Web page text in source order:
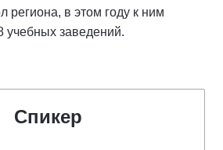
региона, в этом году к ним
учебных заведений.
Спикер